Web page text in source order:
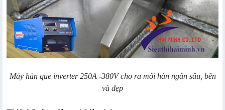
Máy hàn que inverter 250A -380V cho ra mối hàn ngấn sâu, bền
và đẹp